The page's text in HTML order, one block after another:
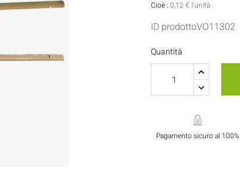
Porta Salse E Condimenti
Tovaglioli
Flaconi E Bottiglie
Pasticceria
Cioè : 0,12 € l'unità
ID prodottoVO11302
Quantità
Pagamento sicuro al 100%